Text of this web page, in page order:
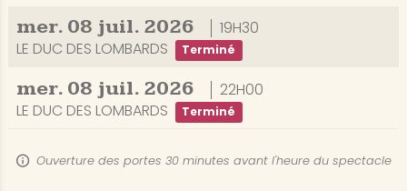
mer. 08 juil. 2026
19H30
LE DUC DES LOMBARDS
Terminé
mer. 08 juil. 2026
22H00
LE DUC DES LOMBARDS
Terminé
Ouverture des portes 30 minutes avant l'heure du spectacle